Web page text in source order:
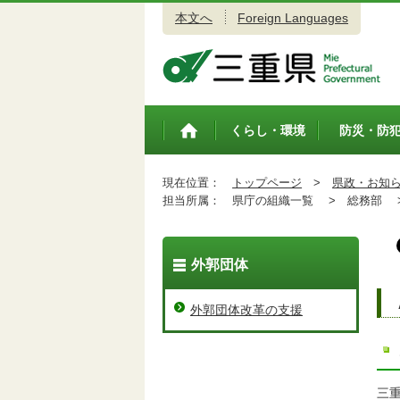
本文へ Foreign Languages
トップペ
くらし・環境 防災・防
現在位置： トップページ >
県政・お知
担当所属：
県庁の組織一覧 > 総務部
三
外郭団体
外郭団体改革の支援